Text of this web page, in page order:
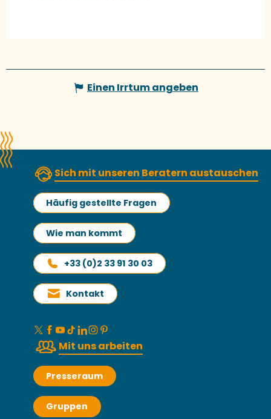
Einen Irrtum angeben
Sich mit unseren Beratern austauschen
Häufig gestellte Fragen
Wie man kommt
+33 (0)2 33 91 30 03
Kontakt
Mit uns arbeiten
Presseraum
Gruppen